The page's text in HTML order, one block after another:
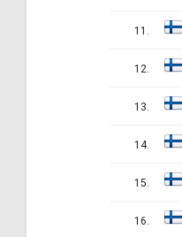
11.
12.
13.
14.
15.
16.